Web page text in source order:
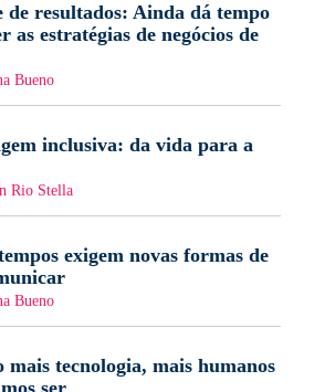
de resultados: Ainda dá tempo
as estratégias de negócios de
Bueno
inclusiva: da vida para a
Rio Stella
exigem novas formas de
Bueno
mais tecnologia, mais humanos